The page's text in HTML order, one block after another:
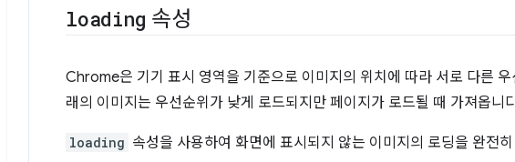
loading 속성
Chrome은 기기 표시 영역을 기준으로 이미지의 위치에 따라 서로 다른
래의 이미지는 우선순위가 낮게 로드되지만 페이지가 로드될 때 가져옵니
loading 속성을 사용하여 화면에 표시되지 않는 이미지의 로딩을 완전